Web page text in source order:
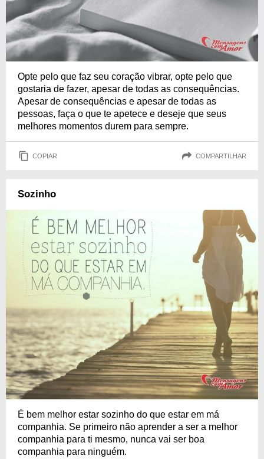
Opte pelo que faz seu coração vibrar, opte pelo que
gostaria de fazer, apesar de todas as consequências.
Apesar de consequências e apesar de todas as
pessoas, faça o que te apetece e deseje que seus
melhores momentos durem para sempre.
COPIAR COMPARTILHAR
Sozinho
É bem melhor estar sozinho do que estar em má
companhia. Se primeiro não aprender a ser a melhor
companhia para ti mesmo, nunca vai ser boa
companhia para ninguém.